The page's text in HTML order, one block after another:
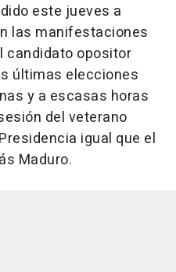
este jueves a
las manifestaciones
candidato opositor
últimas elecciones
y a escasas horas
del veterano
igual que el
Maduro.